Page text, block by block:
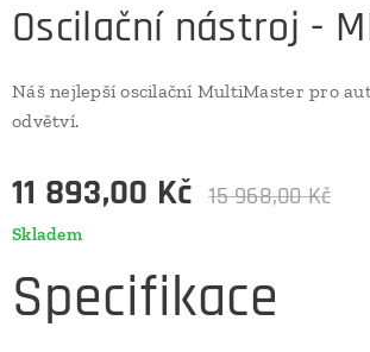
Oscilační nástroj -
Náš nejlepší oscilační MultiMaster pro
odvětví.
11 893,00 Kč 15 968,00Kč
Skladem
Specifikace